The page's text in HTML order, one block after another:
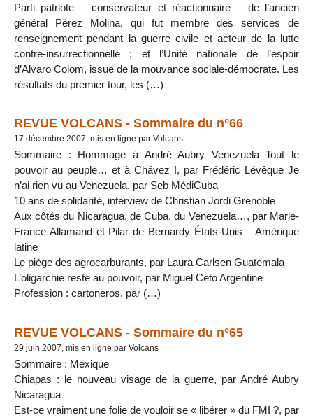
Parti patriote – conservateur et réactionnaire – de l’ancien
général Pérez Molina, qui fut membre des services de
renseignement pendant la guerre civile et acteur de la lutte
contre-insurrectionnelle ; et l’Unité nationale de l’espoir
d’Alvaro Colom, issue de la mouvance sociale-démocrate. Les
résultats du premier tour, les (…)
REVUE VOLCANS - Sommaire du n°66
17 décembre 2007, mis en ligne par Volcans
Sommaire : Hommage à André Aubry Venezuela Tout le
pouvoir au peuple… et à Chávez !, par Frédéric Lévêque Je
n’ai rien vu au Venezuela, par Seb MédiCuba
10 ans de solidarité, interview de Christian Jordi Grenoble
Aux côtés du Nicaragua, de Cuba, du Venezuela…, par Marie-
France Allamand et Pilar de Bernardy États-Unis – Amérique
latine
Le piège des agrocarburants, par Laura Carlsen Guatemala
L’oligarchie reste au pouvoir, par Miguel Ceto Argentine
Profession : cartoneros, par (…)
REVUE VOLCANS - Sommaire du n°65
29 juin 2007, mis en ligne par Volcans
Sommaire : Mexique
Chiapas : le nouveau visage de la guerre, par André Aubry
Nicaragua
Est-ce vraiment une folie de vouloir se « libérer » du FMI ?, par